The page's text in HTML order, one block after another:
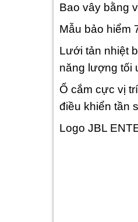
Bao vây bằng
Mẫu bảo hiểm
Lưới tản nhiệt
năng lượng tối
Ổ cắm cực vị
điều khiển tần
Logo JBL